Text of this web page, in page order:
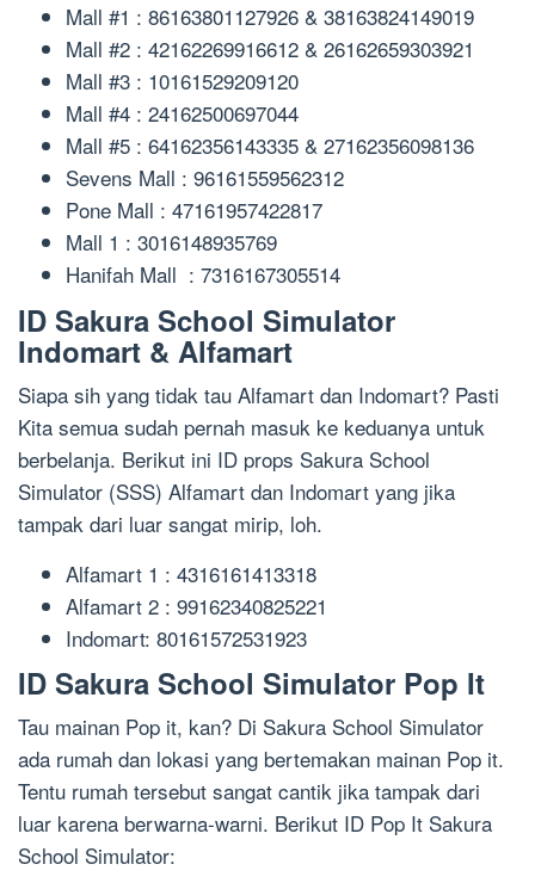
Mall #1 : 86163801127926 & 38163824149019
Mall #2 : 42162269916612 & 26162659303921
Mall #3 : 10161529209120
Mall #4 : 24162500697044
Mall #5 : 64162356143335 & 27162356098136
Sevens Mall : 96161559562312
Pone Mall : 47161957422817
Mall 1 : 3016148935769
Hanifah Mall : 7316167305514
ID Sakura School Simulator
Indomart & Alfamart
Siapa sih yang tidak tau Alfamart dan Indomart? Pasti
Kita semua sudah pernah masuk ke keduanya untuk
berbelanja. Berikut ini ID props Sakura School
Simulator (SSS) Alfamart dan Indomart yang jika
tampak dari luar sangat mirip, loh.
Alfamart 1 : 4316161413318
Alfamart 2 : 99162340825221
Indomart: 80161572531923
ID Sakura School Simulator Pop It
Tau mainan Pop it, kan? Di Sakura School Simulator
ada rumah dan lokasi yang bertemakan mainan Pop it.
Tentu rumah tersebut sangat cantik jika tampak dari
luar karena berwarna-warni. Berikut ID Pop It Sakura
School Simulator: